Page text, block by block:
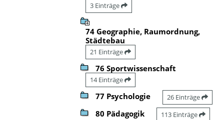
3 Einträge
74 Geographie, Raumordnung,
Städtebau
21 Einträge
76 Sportwissenschaft
14 Einträge
77 Psychologie 26 Einträge
80 Pädagogik 113 Einträge